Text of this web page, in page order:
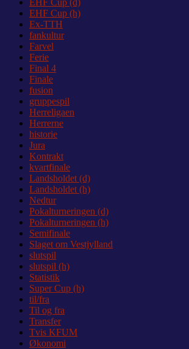
EHF Cup (h)
Ex-TTH
fankultur
Farvel
Ferie
Final 4
Finale
fusion
gruppespil
Herreligaen
Herrerne
historie
Jura
Kontrakt
kvartfinale
Landsholdet (d)
Landsholdet (h)
Nedtur
Pokalturneringen (d)
Pokalturneringen (h)
Semifinale
Slaget om Vestjylland
slutspil
slutspil (h)
Statistik
Super Cup (h)
til/fra
Til og fra
Transfer
Tvis KFUM
Økonomi